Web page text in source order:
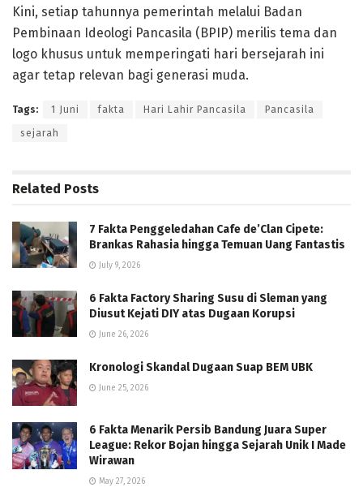
Kini, setiap tahunnya pemerintah melalui Badan
Pembinaan Ideologi Pancasila (BPIP) merilis tema dan
logo khusus untuk memperingati hari bersejarah ini
agar tetap relevan bagi generasi muda.
Tags: 1 Juni fakta Hari Lahir Pancasila Pancasila
sejarah
Related Posts
7 Fakta Penggeledahan Cafe de’Clan Cipete:
Brankas Rahasia hingga Temuan Uang Fantastis
July 9, 2026
6 Fakta Factory Sharing Susu di Sleman yang
Diusut Kejati DIY atas Dugaan Korupsi
June 26, 2026
Kronologi Skandal Dugaan Suap BEM UBK
June 25, 2026
6 Fakta Menarik Persib Bandung Juara Super
League: Rekor Bojan hingga Sejarah Unik I Made
Wirawan
May 27, 2026